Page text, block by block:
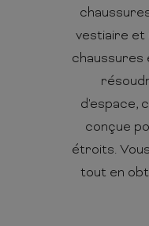
vestiaire et
chaussures
d'espace,
conçue
étroits.
tout en